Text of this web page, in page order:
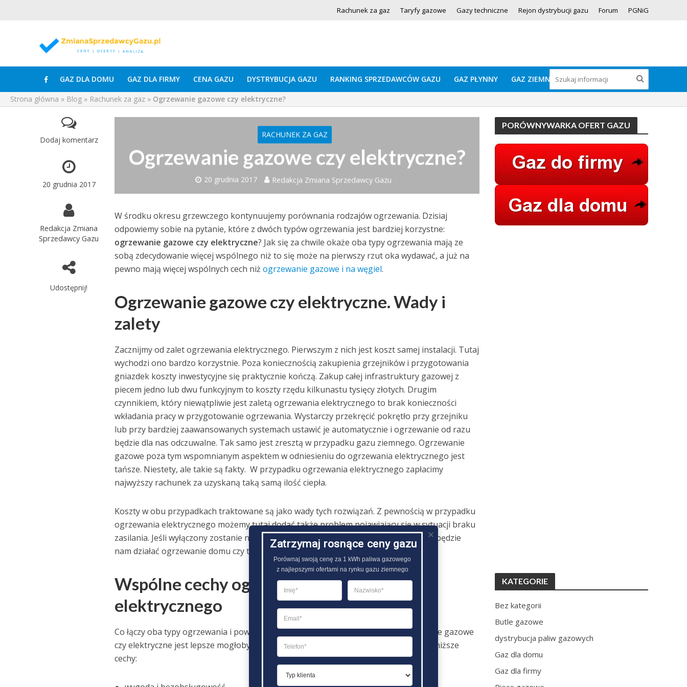
Rachunek za gaz Taryfy gazowe Gazy techniczne Rejon dystrybucji gazu Forum PGNiG
GAZ DLA DOMU GAZ DLA FIRMY CENA GAZU DYSTRYBUCJA GAZU RANKING SPRZEDAWCÓW GAZU GAZ PŁYNNY GAZ ZIEMNY
Strona główna » Blog » Rachunek za gaz » Ogrzewanie gazowe czy elektryczne?
Dodaj komentarz
20 grudnia 2017
Redakcja Zmiana
Sprzedawcy Gazu
Udostępnij!
RACHUNEK ZA GAZ
Ogrzewanie gazowe czy elektryczne?
20 grudnia 2017 Redakcja Zmiana Sprzedawcy Gazu
W środku okresu grzewczego kontynuujemy porównania rodzajów ogrzewania. Dzisiaj
odpowiemy sobie na pytanie, które z dwóch typów ogrzewania jest bardziej korzystne:
ogrzewanie gazowe czy elektryczne? Jak się za chwile okaże oba typy ogrzewania mają ze
sobą zdecydowanie więcej wspólnego niż to się może na pierwszy rzut oka wydawać, a już na
pewno mają więcej wspólnych cech niżogrzewanie gazowe i na węgiel.
Ogrzewanie gazowe czy elektryczne. Wady i
zalety
Zacznijmy od zalet ogrzewania elektrycznego. Pierwszym z nich jest koszt samej instalacji. Tutaj
wychodzi ono bardzo korzystnie. Poza koniecznością zakupienia grzejników i przygotowania
gniazdek koszty inwestycyjne się praktycznie kończą. Zakup całej infrastruktury gazowej z
piecem jedno lub dwu funkcyjnym to koszty rzędu kilkunastu tysięcy złotych. Drugim
czynnikiem, który niewątpliwie jest zaletą ogrzewania elektrycznego to brak konieczności
wkładania pracy w przygotowanie ogrzewania. Wystarczy przekręcić pokrętło przy grzejniku
lub przy bardziej zaawansowanych systemach ustawić je automatycznie i ogrzewanie od razu
będzie dla nas odczuwalne. Tak samo jest zresztą w przypadku gazu ziemnego. Ogrzewanie
gazowe poza tym wspomnianym aspektem w odniesieniu do ogrzewania elektrycznego jest
tańsze. Niestety, ale takie są fakty. W przypadku ogrzewania elektrycznego zapłacimy
najwyższy rachunek za uzyskaną taką samą ilość ciepła.
Koszty w obu przypadkach traktowane są jako wady tych rozwiązań. Z pewnością w przypadku
ogrzewania elektrycznego możemy tutaj dodać także problem pojawiający się w sytuacji braku
zasilania. Jeśli wyłączony zostanie nam prąd to poza brakiem dostępu do światła nie będzie
nam działać ogrzewanie domu czy też mieszkania.
Wspólne cechy ogrzewania gazowego i
elektrycznego
Co łączy oba typy ogrzewania i powoduje, że odpowiedź na pytanie, które ogrzewanie gazowe
czy elektryczne jest lepsze mogłoby pozostać bez odpowiedzi? Przede wszystkim poniższe
cechy:
PORÓWNYWARKA OFERT GAZU
KATEGORIE
Bez kategorii
Butle gazowe
dystrybucja paliw gazowych
Gaz dla domu
Gaz dla firmy
Zatrzymaj rosnące ceny gazu
Porównaj swoją cenę za 1 kWh paliwa gazowego
z najlepszymi ofertami na rynku gazu ziemnego